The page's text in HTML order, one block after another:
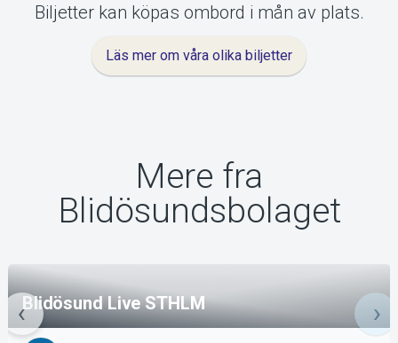
Biljetter kan köpas ombord i mån av plats.
Läs mer om våra olika biljetter
Mere fra
Blidösundsbolaget
Blidösund Live STHLM